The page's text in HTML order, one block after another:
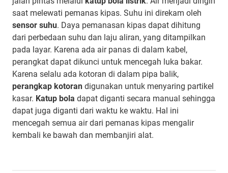
saat melewati pemanas kipas. Suhu ini direkam oleh
sensor suhu. Daya pemanasan kipas dapat dihitung
dari perbedaan suhu dan laju aliran, yang ditampilkan
pada layar. Karena ada air panas di dalam kabel,
perangkat dapat dikunci untuk mencegah luka bakar.
Karena selalu ada kotoran di dalam pipa balik,
perangkap kotoran digunakan untuk menyaring partikel
kasar. Katup bola dapat diganti secara manual sehingga
dapat juga diganti dari waktu ke waktu. Hal ini
mencegah semua air dari pemanas kipas mengalir
kembali ke bawah dan membanjiri alat.